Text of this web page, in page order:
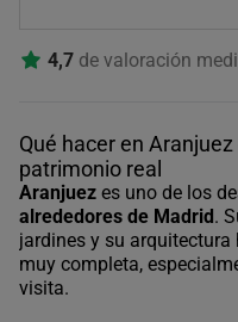
4,7 de valoración
Qué hacer en
patrimonio real
Aranjuez es uno de los
alrededores de Madrid.
jardines y su arquitectura
muy completa,
visita.